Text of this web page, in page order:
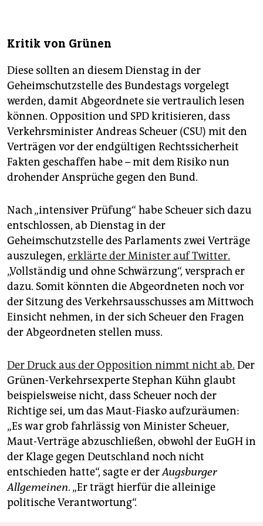
Kritik von Grünen
Diese sollten an diesem Dienstag in der
Geheimschutzstelle des Bundestags vorgelegt
werden, damit Abgeordnete sie vertraulich lesen
können. Opposition und SPD kritisieren, dass
Verkehrsminister Andreas Scheuer (CSU) mit den
Verträgen vor der endgültigen Rechtssicherheit
Fakten geschaffen habe – mit dem Risiko nun
drohender Ansprüche gegen den Bund.
Nach „intensiver Prüfung“ habe Scheuer sich dazu
entschlossen, ab Dienstag in der
Geheimschutzstelle des Parlaments zwei Verträge
auszulegen, erklärte der Minister auf Twitter.
„Vollständig und ohne Schwärzung“, versprach er
dazu. Somit könnten die Abgeordneten noch vor
der Sitzung des Verkehrsausschusses am Mittwoch
Einsicht nehmen, in der sich Scheuer den Fragen
der Abgeordneten stellen muss.
Der Druck aus der Opposition nimmt nicht ab. Der
Grünen-Verkehrsexperte Stephan Kühn glaubt
beispielsweise nicht, dass Scheuer noch der
Richtige sei, um das Maut-Fiasko aufzuräumen:
„Es war grob fahrlässig von Minister Scheuer,
Maut-Verträge abzuschließen, obwohl der EuGH in
der Klage gegen Deutschland noch nicht
entschieden hatte“, sagte er derAugsburger
Allgemeinen. „Er trägt hierfür die alleinige
politische Verantwortung“.